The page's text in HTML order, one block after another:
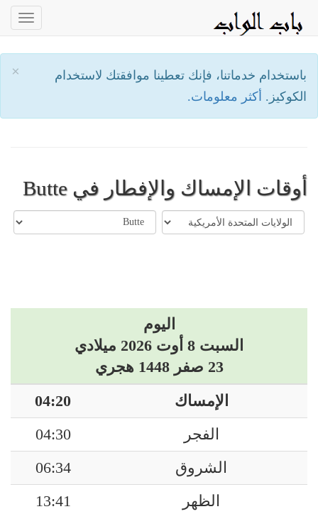
×
باستخدام خدماتنا، فإنك تعطينا موافقتك لاستخدام
الكوكيز. أكثر معلومات.
أوقات الإمساك والإفطار في Butte
اليوم
السبت 8 أوت 2026 ميلادي
23 صفر 1448 هجري
الإمساك
04:20
الفجر
04:30
الشروق
06:34
الظهر
13:41